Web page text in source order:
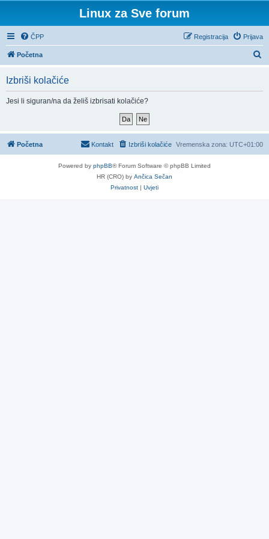
Linux za Sve forum
ČPP Prijava
Registracija
Početna
n
Izbriši kolačiće
Jesi li siguran/na da želiš izbrisati kolačiće?
Početna Vremenska zona: UTC+01:00
Izbriši kolačiće
Kontakt
Powered by phpBB® Forum Software © phpBB Limited
HR (CRO) by Ančica Sečan
Privatnost | Uvjeti